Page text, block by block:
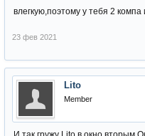
влегкую,поэтому у тебя 2
23 фев 2021
Lito
Member